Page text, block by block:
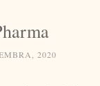
2020